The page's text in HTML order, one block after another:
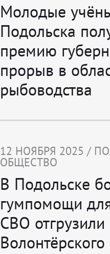
Молодые
Подольска
премию
прорыв в
рыбоводства
12 НОЯБРЯ 2025 /
ОБЩЕСТВО
В Подольске
гумпомощи
СВО отгрузили